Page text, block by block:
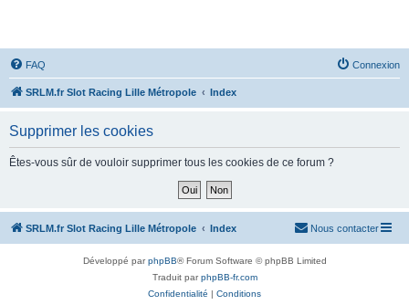
FAQ Connexion
SRLM.fr Slot Racing Lille Métropole Index
Supprimer les cookies
Êtes-vous sûr de vouloir supprimer tous les cookies de ce forum ?
SRLM.fr Slot Racing Lille Métropole Index Nous contacter
Développé parphpBB® Forum Software © phpBB Limited
Traduit parphpBB-fr.com
Confidentialité | Conditions